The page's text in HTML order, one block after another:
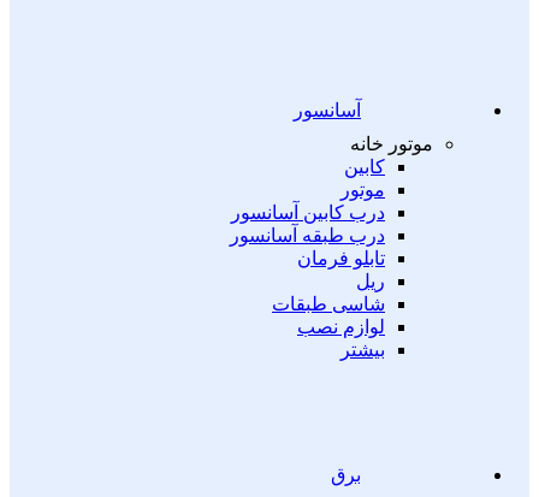
آسانسور
موتور خانه
کابین
موتور
درب کابین آسانسور
درب طبقه آسانسور
تابلو فرمان
ریل
شاسی طبقات
لوازم نصب
بیشتر
برق